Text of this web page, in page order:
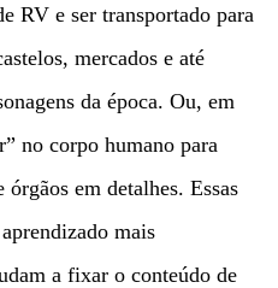
RV e ser transportado para
mercados e até
da época. Ou, em
no corpo humano para
em detalhes. Essas
mais
a fixar o conteúdo de